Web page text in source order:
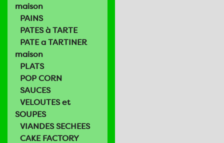
maison
PAINS
PATES à TARTE
PATE a TARTINER
maison
PLATS
POP CORN
SAUCES
VELOUTES et
SOUPES
VIANDES SECHEES
CAKE FACTORY